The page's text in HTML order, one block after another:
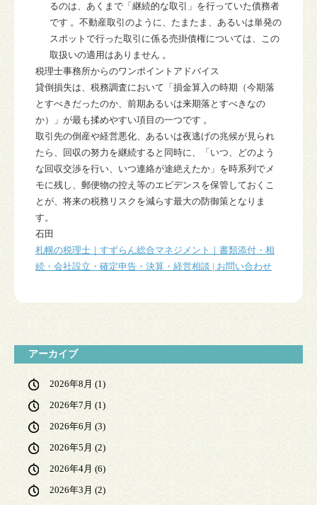
るのは、あくまで「継続的な取引」を行っていた債務者
です 。不動産取引のように、たまたま、あるいは単発の
スポットで行った取引に係る売掛債権については、この
取扱いの適用はありません 。
税理士事務所からのワンポイントアドバイス
貸倒損失は、税務調査において「損金算入の時期（今期落
とすべきだったのか、前期あるいは来期落とすべきなの
か）」が最も揉めやすい項目の一つです 。
取引先の倒産や経営悪化、あるいは夜逃げの兆候が見られ
たら、回収の努力を継続すると同時に、
「いつ、どのよう
な回収交渉を行い、いつ連絡が途絶えたか」を時系列でメ
モに残し、郵便物の控え等のエビデンスを保管しておくこ
と が、将来の税務リスクを減らす最大の防御策となりま
す。
石田
札幌の税理士｜すずらん総合マネジメント｜書類添付・相
続・会社設立・確定申告・決算・経営相談 | お問い合わせ
アーカイブ
2026年8月 (1)
2026年7月 (1)
2026年6月 (3)
2026年5月 (2)
2026年4月 (6)
2026年3月 (2)